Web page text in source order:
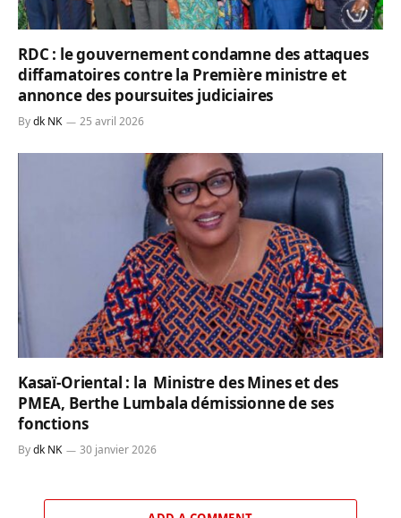
RDC : le gouvernement condamne des attaques
diffamatoires contre la Première ministre et
annonce des poursuites judiciaires
Bydk NK 25 avril 2026
Kasaï-Oriental : la Ministre des Mines et des
PMEA, Berthe Lumbala démissionne de ses
fonctions
Bydk NK 30 janvier 2026